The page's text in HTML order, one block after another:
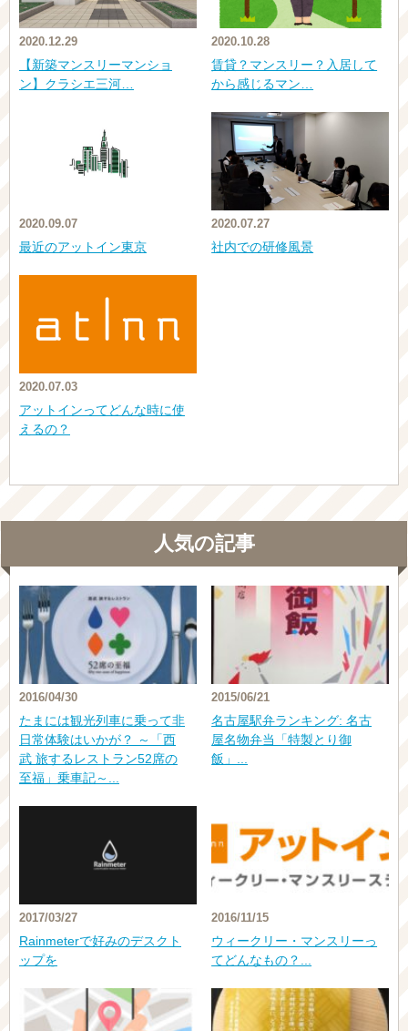
2020.12.29
【新築マンスリーマンショ
ン】クラシエ三河…
2020.10.28
賃貸？マンスリー？入居して
から感じるマン…
2020.09.07
最近のアットイン東京
2020.07.27
社内での研修風景
2020.07.03
アットインってどんな時に使
えるの？
人気の記事
2016/04/30
たまには観光列車に乗って非
日常体験はいかが？ ～「西
武 旅するレストラン52席の
至福」乗車記～...
2015/06/21
名古屋駅弁ランキング: 名古
屋名物弁当「特製とり御
飯」...
2017/03/27
Rainmeterで好みのデスクト
ップを
2016/11/15
ウィークリー・マンスリーっ
てどんなもの？...